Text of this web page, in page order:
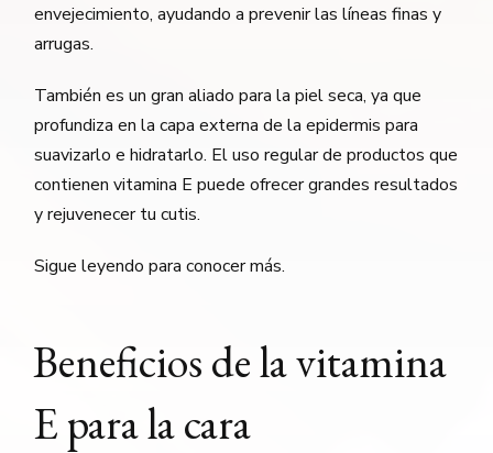
envejecimiento, ayudando a prevenir las líneas finas y
arrugas.
También es un gran aliado para la piel seca, ya que
profundiza en la capa externa de la epidermis para
suavizarlo e hidratarlo. El uso regular de productos que
contienen vitamina E puede ofrecer grandes resultados
y rejuvenecer tu cutis.
Sigue leyendo para conocer más.
Beneficios de la vitamina
E para la cara